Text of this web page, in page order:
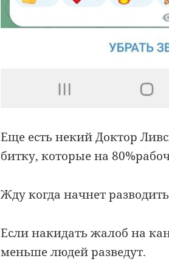
Еще есть некий Доктор
битку, которые на
Жду когда начнет
Если накидать жалоб на
меньше людей разведут.